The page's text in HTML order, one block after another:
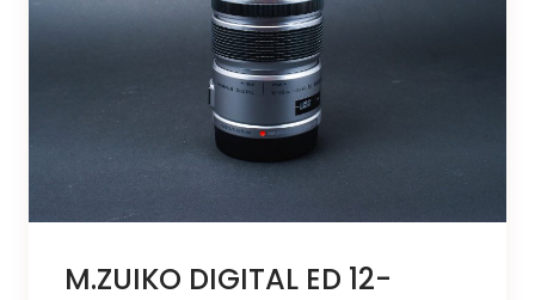
M.ZUIKO DIGITAL ED 12-